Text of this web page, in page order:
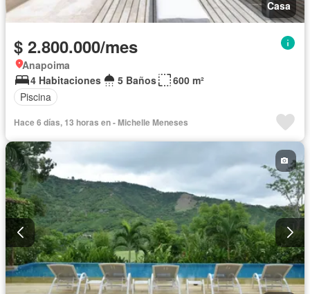
Casa
$ 2.800.000/mes
Anapoima
4 Habitaciones
5 Baños
600 m²
Piscina
Hace 6 días, 13 horas en - Michelle Meneses